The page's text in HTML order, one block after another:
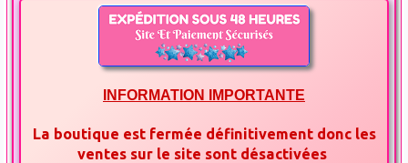
INFORMATION IMPORTANTE
La boutique est fermée définitivement donc les
ventes sur le site sont désactivées